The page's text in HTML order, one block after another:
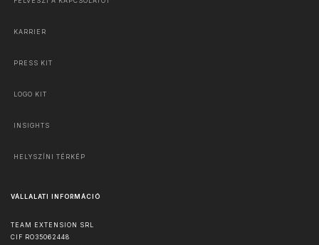
KARRIER
PRESS KIT
LOGO KIT
INSIGHTS
HELYSZÍNI TÉRKÉP
VÁLLALATI INFORMÁCIÓ
TEAM EXTENSION SRL
CIF RO35062448